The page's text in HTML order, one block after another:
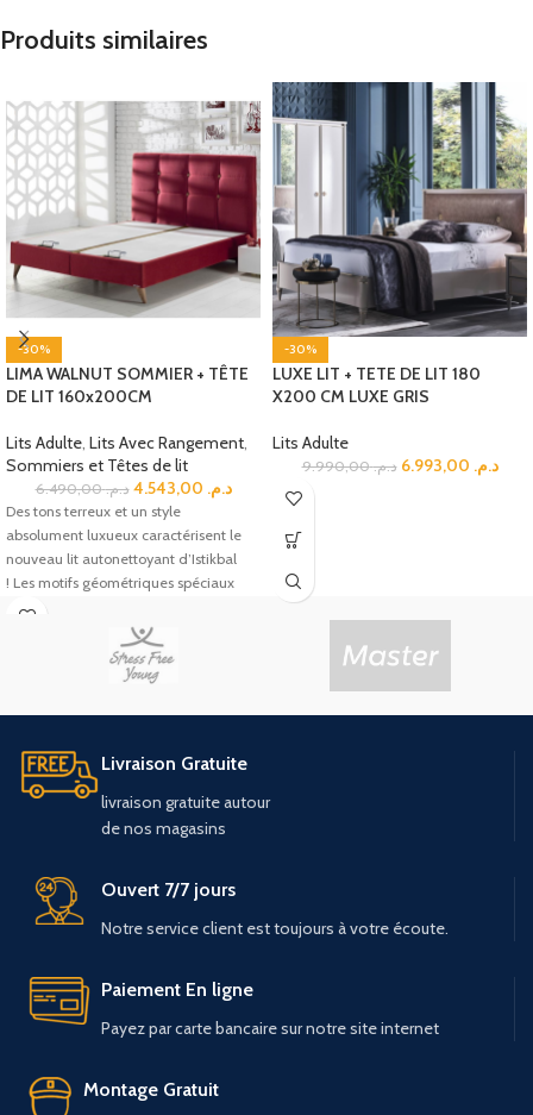
Produits similaires
-30%
LIMA WALNUT SOMMIER + TÊTE
DE LIT 160x200CM
Lits Adulte, Lits Avec Rangement,
Sommiers et Têtes de lit
د.م.6.490,00 د.م.
Des tons terreux et un style
absolument luxueux caractérisent le
nouveau lit autonettoyant d’Istikbal
! Les motifs géométriques spéciaux
dans le
-30%
LUXE LIT + TETE DE LIT 180
X200 CM LUXE GRIS
Lits Adulte
د.م.9.990,00 د.م.
Livraison Gratuite
livraison gratuiteautour
denos magasins
Ouvert 7/7 jours
Notre service client est toujours à votre écoute.
Paiement En ligne
Payez par carte bancaire sur notre site internet
Montage Gratuit